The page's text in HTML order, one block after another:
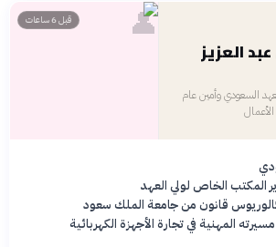
العزيز
السعودي وأمين عام
قبل 6 ساعات 👤
المكتب الخاص لولي العهد
قانون من جامعة الملك سعود
المهنية في تجارة الأجهزة الكهربائية